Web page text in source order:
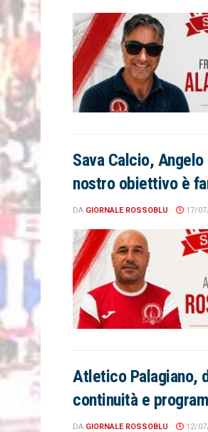
Sava Calcio,
nostro obiettivo è
DA GIORNALE ROSSOBLU 17/
Atletico Palagiano,
continuità e
DA GIORNALE ROSSOBLU 12/